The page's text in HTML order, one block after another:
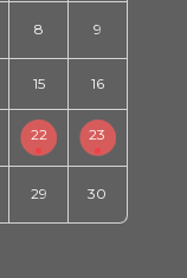
8 9
15 16
22 23
29 30